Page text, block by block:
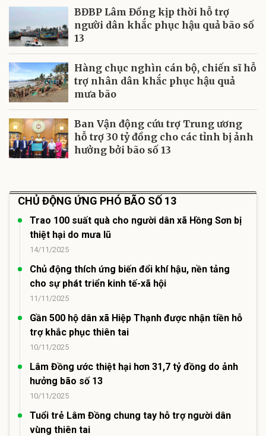
BĐBP Lâm Đồng kịp thời hỗ trợ
người dân khắc phục hậu quả bão số
13
Hàng chục nghìn cán bộ, chiến sĩ hỗ
trợ nhân dân khắc phục hậu quả
mưa bão
Ban Vận động cứu trợ Trung ương
hỗ trợ 30 tỷ đồng cho các tỉnh bị ảnh
hưởng bởi bão số 13
CHỦ ĐỘNG ỨNG PHÓ BÃO SỐ 13
Trao 100 suất quà cho người dân xã Hồng Sơn bị
thiệt hại do mưa lũ
14/11/2025
Chủ động thích ứng biến đổi khí hậu, nền tảng
cho sự phát triển kinh tế-xã hội
11/11/2025
Gần 500 hộ dân xã Hiệp Thạnh được nhận tiền hỗ
trợ khắc phục thiên tai
10/11/2025
Lâm Đồng ước thiệt hại hơn 31,7 tỷ đồng do ảnh
hưởng bão số 13
10/11/2025
Tuổi trẻ Lâm Đồng chung tay hỗ trợ người dân
vùng thiên tai